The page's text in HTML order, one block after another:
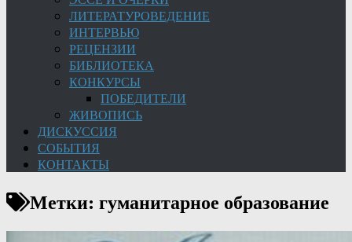
ЛИТЕРАТУРОВЕДЕНИЕ
ИНТЕРВЬЮ
РЕЦЕНЗИИ
БИБЛИОТЕКА
КОНКУРСЫ
ПОБЕДИТЕЛИ
ЖИВОПИСЬ
ДИСКУССИЯ
СОБЫТИЯ
КОНТАКТЫ
Метки: гуманитарное образование